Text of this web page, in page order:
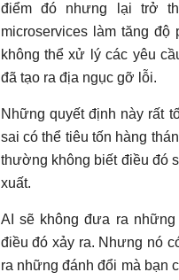
điểm đó nhưng lại trở
microservices làm tăng
không thể xử lý các yêu
đã tạo ra địa ngục gỡ lỗi.
Những quyết định này rất
sai có thể tiêu tốn hàng
thường không biết điều đó
xuất.
AI sẽ không đưa ra
điều đó xảy ra. Nhưng nó
ra những đánh đổi mà bạn